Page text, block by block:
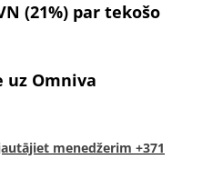
(21%) par tekošo
uz Omniva
menedžerim +371